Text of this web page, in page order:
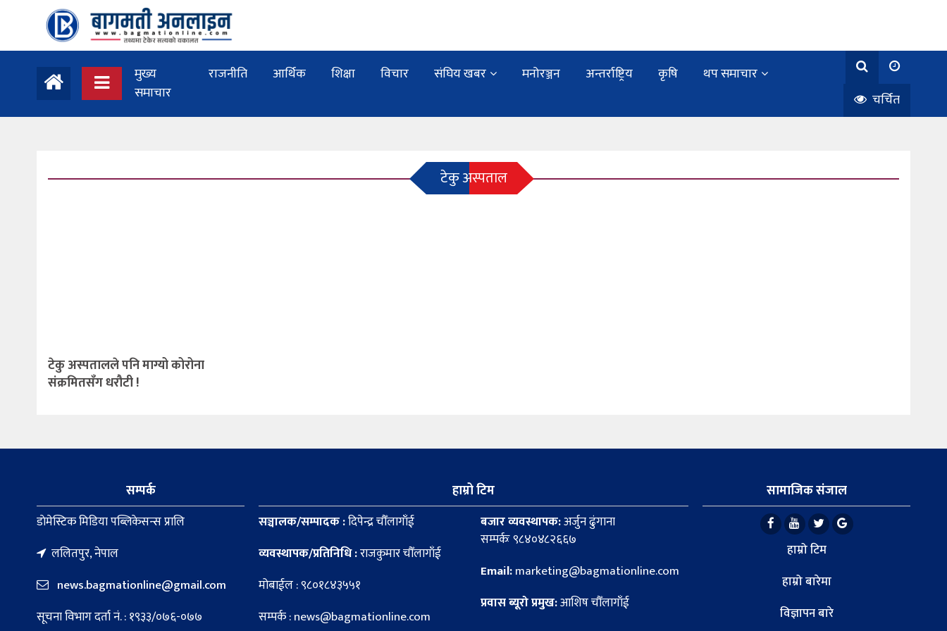
मुख्य
समाचार
राजनीति आर्थिक शिक्षा विचार संघिय खबर मनोरञ्जन अन्तर्राष्ट्रिय कृषि
थप समाचार
चर्चित
टेकु अस्पताल
टेकु अस्पतालले पनि माग्यो कोरोना
संक्रमितसँग धरौटी !
सम्पर्क
डाेमेस्टिक मिडिया पब्लिकेसन्स प्रालि
ललितपुर, नेपाल
news.bagmationline@gmail.com
सूचना विभाग दर्ता नं. : १९३३/०७६-०७७
हाम्रो टिम
सञ्चालक/सम्पादक :दिपेन्द्र चौँलागाँई
व्यवस्थापक/प्रतिनिधि :राजकुमार चौँलागाँई
मोबाईल : ९८०१८४३५५१
सम्पर्क : news@bagmationline.com
बजार व्यवस्थापक:अर्जुन ढुंगाना
सम्पर्कः ९८४०४८२६६७
Email:marketing@bagmationline.com
प्रवास ब्यूरो प्रमुख:आशिष चौँलागाँई
सामाजिक संजाल
हाम्रो टिम
हाम्रो बारेमा
विज्ञापन बारे